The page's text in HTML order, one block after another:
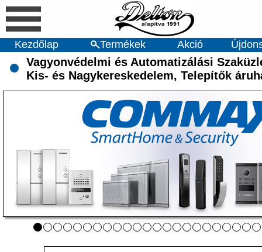
Kezdőlap Termékek Akció
Vagyonvédelmi és Automatizálási
Kis- és Nagykereskedelem, Telepítők